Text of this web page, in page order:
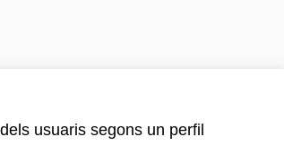
usuaris segons un perfil